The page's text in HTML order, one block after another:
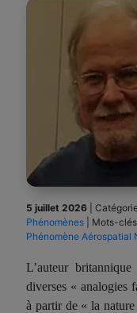
5 juillet 2026
Phénomènes
Mots-
Phénomène Aérospatial
L’auteur
diverses « analogies
à partir de « la nature